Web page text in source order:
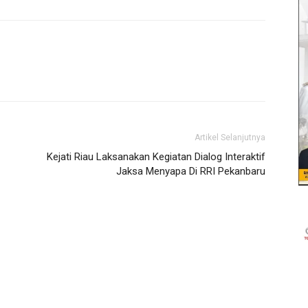
Artikel Selanjutnya
Kejati Riau Laksanakan Kegiatan Dialog Interaktif
Jaksa Menyapa Di RRI Pekanbaru